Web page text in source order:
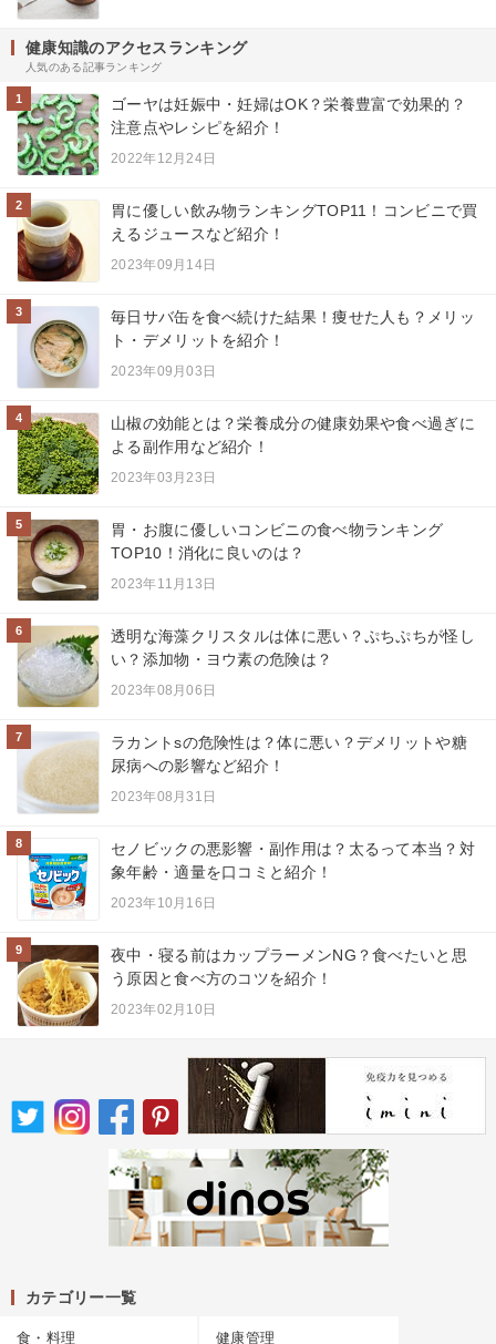
健康知識のアクセスランキング
人気のある記事ランキング
1
ゴーヤは妊娠中・妊婦はOK？栄養豊富で効果的？
注意点やレシピを紹介！
2022年12月24日
2
胃に優しい飲み物ランキングTOP11！コンビニで買
えるジュースなど紹介！
2023年09月14日
3
毎日サバ缶を食べ続けた結果！痩せた人も？メリッ
ト・デメリットを紹介！
2023年09月03日
4
山椒の効能とは？栄養成分の健康効果や食べ過ぎに
よる副作用など紹介！
2023年03月23日
5
胃・お腹に優しいコンビニの食べ物ランキング
TOP10！消化に良いのは？
2023年11月13日
6
透明な海藻クリスタルは体に悪い？ぷちぷちが怪し
い？添加物・ヨウ素の危険は？
2023年08月06日
7
ラカントsの危険性は？体に悪い？デメリットや糖
尿病への影響など紹介！
2023年08月31日
8
セノビックの悪影響・副作用は？太るって本当？対
象年齢・適量を口コミと紹介！
2023年10月16日
9
夜中・寝る前はカップラーメンNG？食べたいと思
う原因と食べ方のコツを紹介！
2023年02月10日
カテゴリー一覧
食・料理 健康管理